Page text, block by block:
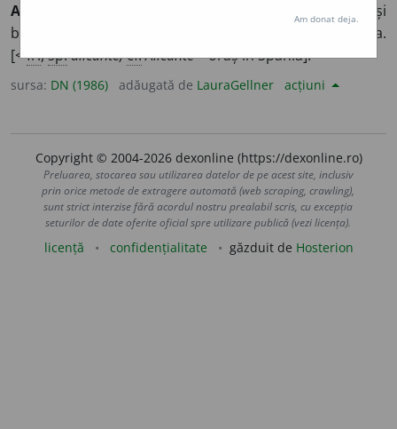
ALIC
Soi de viță de vie cu struguri roșietici și
boabe sferice. ♦ (
) Vin licoros originar din Spania.
[<fr.,sp.alicante,cf.Alicante– oraș în Spania].
sursa: DN (1986) adăugată de LauraGellner acțiuni
Copyright © 2004-2026 dexonline (https://dexonline.ro)
Preluarea, stocarea sau utilizarea datelor de pe acest site, inclusiv
prin orice metode de extragere automată (web scraping, crawling),
sunt strict interzise fără acordul nostru prealabil scris, cu excepția
seturilor de date oferite oficial spre utilizare publică (vezi licența).
licență confidențialitate găzduit de Hosterion
Am donat deja.